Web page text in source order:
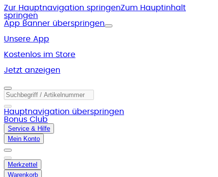
Zur Hauptnavigation springenZum Hauptinhalt
springen
App Banner überspringen
Unsere App
Kostenlos im Store
Jetzt anzeigen
Hauptnavigation überspringen
Bonus Club
Service & Hilfe
Mein Konto
Merkzettel
Warenkorb